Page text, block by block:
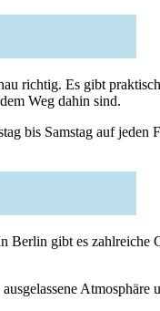
richtig. Es gibt
Weg dahin sind.
bis Samstag auf jeden
Berlin gibt es zahlreiche
Atmosphäre